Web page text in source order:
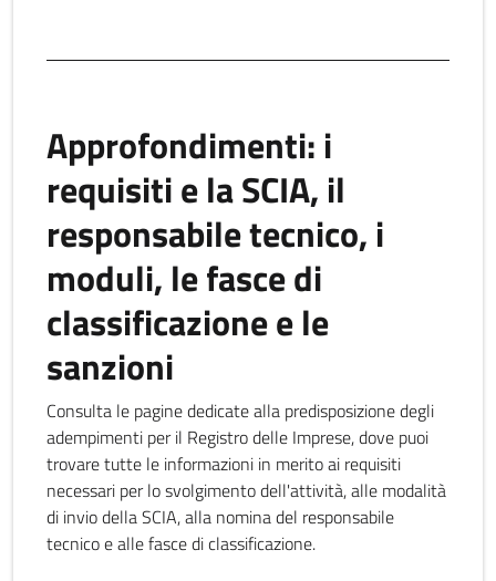
Approfondimenti: i
requisiti e la SCIA, il
responsabile tecnico, i
moduli, le fasce di
classificazione e le
sanzioni
Consulta le pagine dedicate alla predisposizione degli
adempimenti per il Registro delle Imprese, dove puoi
trovare tutte le informazioni in merito ai requisiti
necessari per lo svolgimento dell'attività, alle modalità
di invio della SCIA, alla nomina del responsabile
tecnico e alle fasce di classificazione.